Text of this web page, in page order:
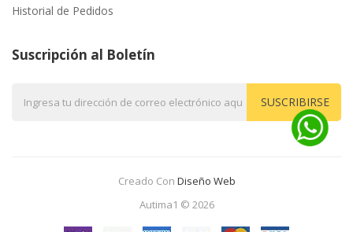
Historial de Pedidos
Suscripción al Boletín
SUSCRIBIRSE
Creado Con Diseño Web
Autima1 © 2026